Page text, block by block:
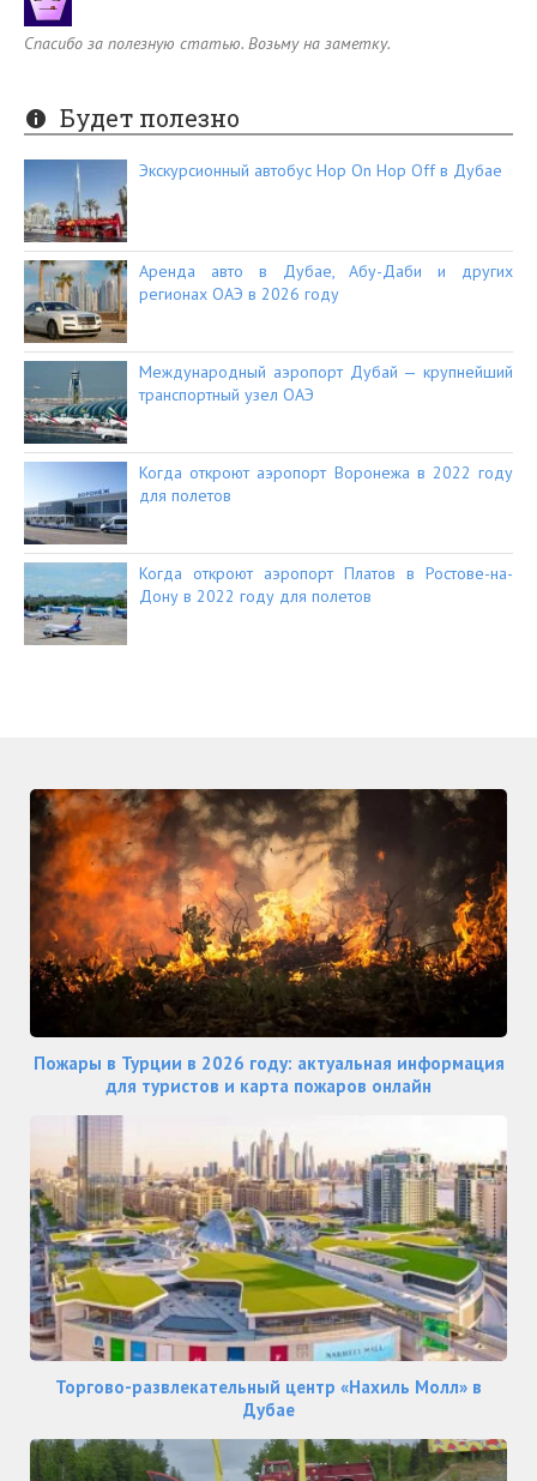
Спасибо за полезную статью. Возьму на заметку.
Будет полезно
Экскурсионный автобус Hop On Hop Off в Дубае
Аренда авто в Дубае, Абу-Даби и других
регионах ОАЭ в 2026 году
Международный аэропорт Дубай — крупнейший
транспортный узел ОАЭ
Когда откроют аэропорт Воронежа в 2022 году
для полетов
Когда откроют аэропорт Платов в Ростове-на-
Дону в 2022 году для полетов
Пожары в Турции в 2026 году: актуальная информация
для туристов и карта пожаров онлайн
Торгово-развлекательный центр «Нахиль Молл» в
Дубае